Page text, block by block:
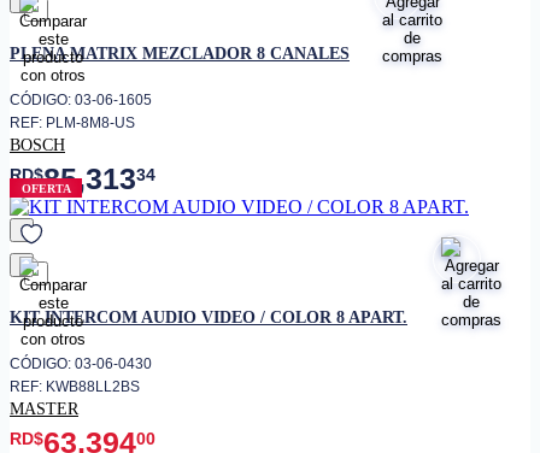
favorito
PLENA MATRIX MEZCLADOR 8 CANALES
CÓDIGO: 03-06-1605
REF: PLM-8M8-US
BOSCH
RD$85,31334
OFERTA
favorito
KIT INTERCOM AUDIO VIDEO / COLOR 8 APART.
CÓDIGO: 03-06-0430
REF: KWB88LL2BS
MASTER
RD$63,39400